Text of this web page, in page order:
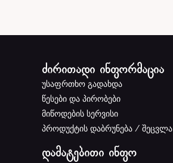
ძირითადი ინფორმაცია
უსაფრთხო გადახდა
წესები და პირობები
მიწოდების სერვისი
პროდუქტის დაბრუნება / შეცვლა
დამატებითი ინფო